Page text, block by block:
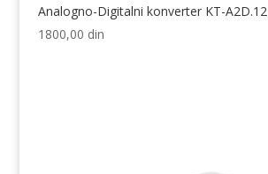
Analogno-Digitalni konverter KT-A2D.12
1800,00 din